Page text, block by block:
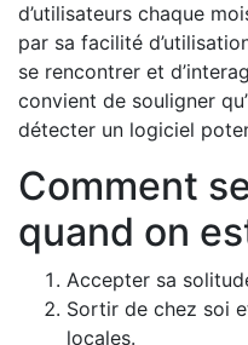
d’utilisateurs chaque
par sa facilité
se rencontrer et
convient de souligner
détecter un logiciel
Comment
quand on
Accepter sa
Sortir de chez soi
locales.